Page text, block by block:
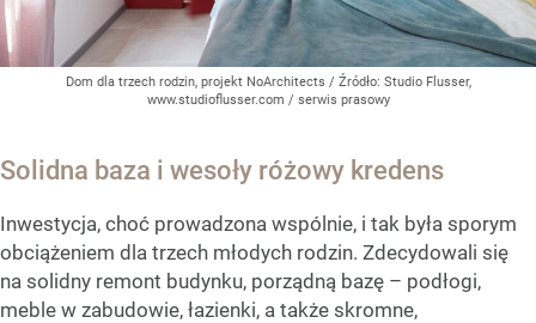
Dom dla trzech rodzin, projekt NoArchitects / Źródło: Studio Flusser,
www.studioflusser.com / serwis prasowy
Solidna baza i wesoły różowy kredens
Inwestycja, choć prowadzona wspólnie, i tak była sporym
obciążeniem dla trzech młodych rodzin. Zdecydowali się
na solidny remont budynku, porządną bazę – podłogi,
meble w zabudowie, łazienki, a także skromne,